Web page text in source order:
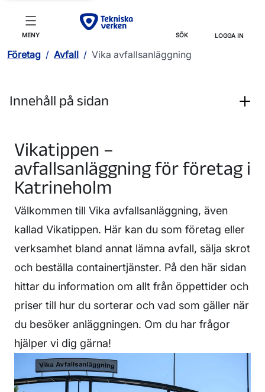
MENY SÖK LOGGA IN
Företag / Avfall / Vika avfallsanläggning
Innehåll på sidan
Vikatippen –
avfallsanläggning för företag i
Katrineholm
Välkommen till Vika avfallsanläggning, även
kallad Vikatippen. Här kan du som företag eller
verksamhet bland annat lämna avfall, sälja skrot
och beställa containertjänster. På den här sidan
hittar du information om allt från öppettider och
priser till hur du sorterar och vad som gäller när
du besöker anläggningen. Om du har frågor
hjälper vi dig gärna!